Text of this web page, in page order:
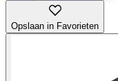
Opslaan in Favorieten